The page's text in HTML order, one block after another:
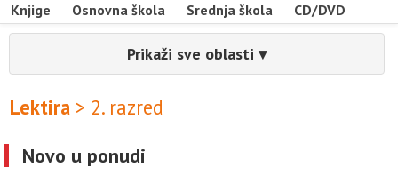
Knjige Osnovna škola Srednja škola CD/DVD
Prikaži sve oblasti ▾
Lektira > 2. razred
Novo u ponudi